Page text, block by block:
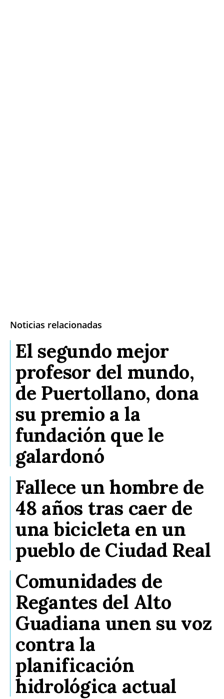
Noticias relacionadas
El segundo mejor
profesor del mundo,
de Puertollano, dona
su premio a la
fundación que le
galardonó
Fallece un hombre de
48 años tras caer de
una bicicleta en un
pueblo de Ciudad Real
Comunidades de
Regantes del Alto
Guadiana unen su voz
contra la
planificación
hidrológica actual